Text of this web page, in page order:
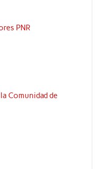
PNR
Comunidad de